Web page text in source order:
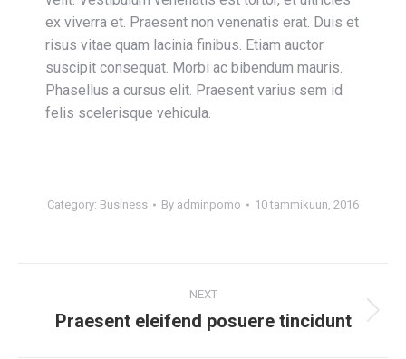
ex viverra et. Praesent non venenatis erat. Duis et
risus vitae quam lacinia finibus. Etiam auctor
suscipit consequat. Morbi ac bibendum mauris.
Phasellus a cursus elit. Praesent varius sem id
felis scelerisque vehicula.
Category: Business By adminpomo 10 tammikuun, 2016
NEXT
Praesent eleifend posuere tincidunt